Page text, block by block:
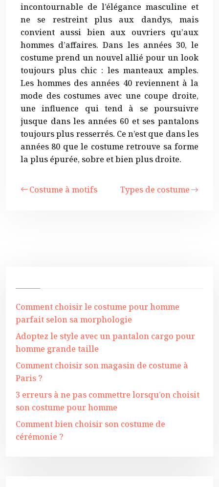
incontournable de l’élégance masculine et
ne se restreint plus aux dandys, mais
convient aussi bien aux ouvriers qu’aux
hommes d’affaires. Dans les années 30, le
costume prend un nouvel allié pour un look
toujours plus chic : les manteaux amples.
Les hommes des années 40 reviennent à la
mode des costumes avec une coupe droite,
une influence qui tend à se poursuivre
jusque dans les années 60 et ses pantalons
toujours plus resserrés. Ce n’est que dans les
années 80 que le costume retrouve sa forme
la plus épurée, sobre et bien plus droite.
Costume à motifs Types de costume
Comment choisir le costume pour homme
parfait selon sa morphologie
Adoptez le style avec un pantalon cargo pour
homme grande taille
Comment choisir son magasin de costume à
Paris ?
3 erreurs à ne pas commettre lorsqu’on choisit
son costume pour homme
Comment bien choisir son costume de
cérémonie ?